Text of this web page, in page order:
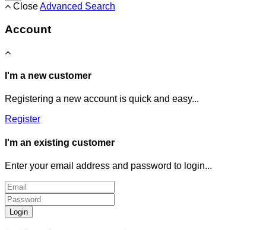
CloseAdvanced Search
Account
I'm a new customer
Registering a new account is quick and easy...
Register
I'm an existing customer
Enter your email address and password to login...
Login